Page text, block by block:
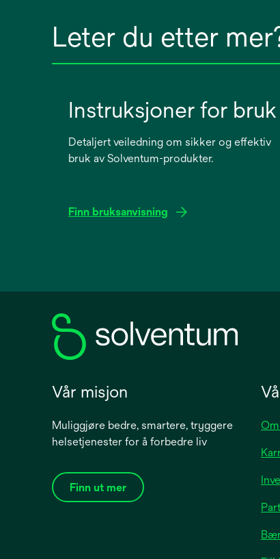
Leter du etter
Instruksjoner for bruk
Detaljert veiledning om sikker og effektiv
bruk av Solventum-produkter.
Finn bruksanvisning
new
Vår misjon
Muliggjøre bedre, smartere, tryggere
helsetjenester for å forbedre liv
Finn ut mer